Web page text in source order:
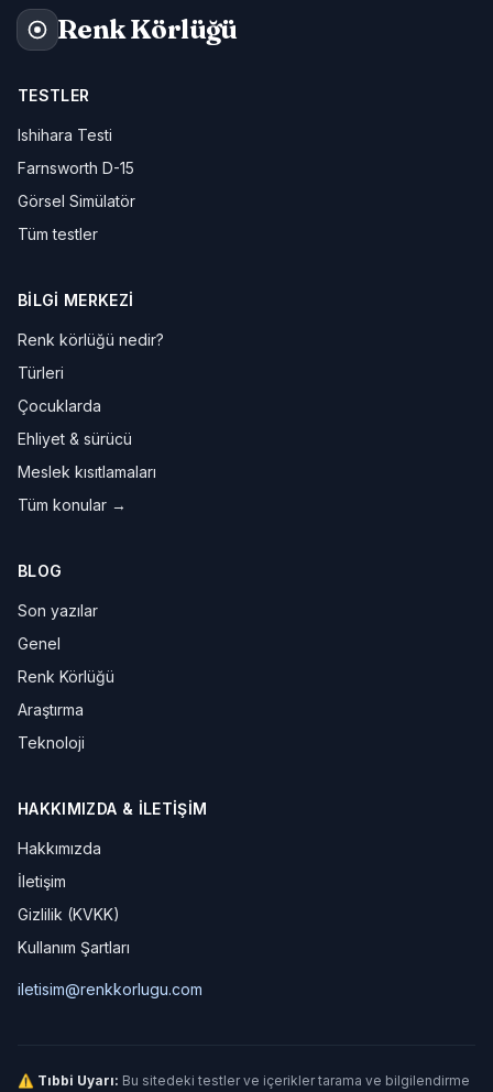
Renk Körlüğü
TESTLER
Ishihara Testi
Farnsworth D-15
Görsel Simülatör
Tüm testler
BILGI MERKEZI
Renk körlüğü nedir?
Türleri
Çocuklarda
Ehliyet & sürücü
Meslek kısıtlamaları
Tüm konular →
BLOG
Son yazılar
Genel
Renk Körlüğü
Araştırma
Teknoloji
HAKKIMIZDA & İLETIŞIM
Hakkımızda
İletişim
Gizlilik (KVKK)
Kullanım Şartları
iletisim@renkkorlugu.com
⚠ Tıbbi Uyarı: Bu sitedeki testler ve içerikler tarama ve bilgilendirme